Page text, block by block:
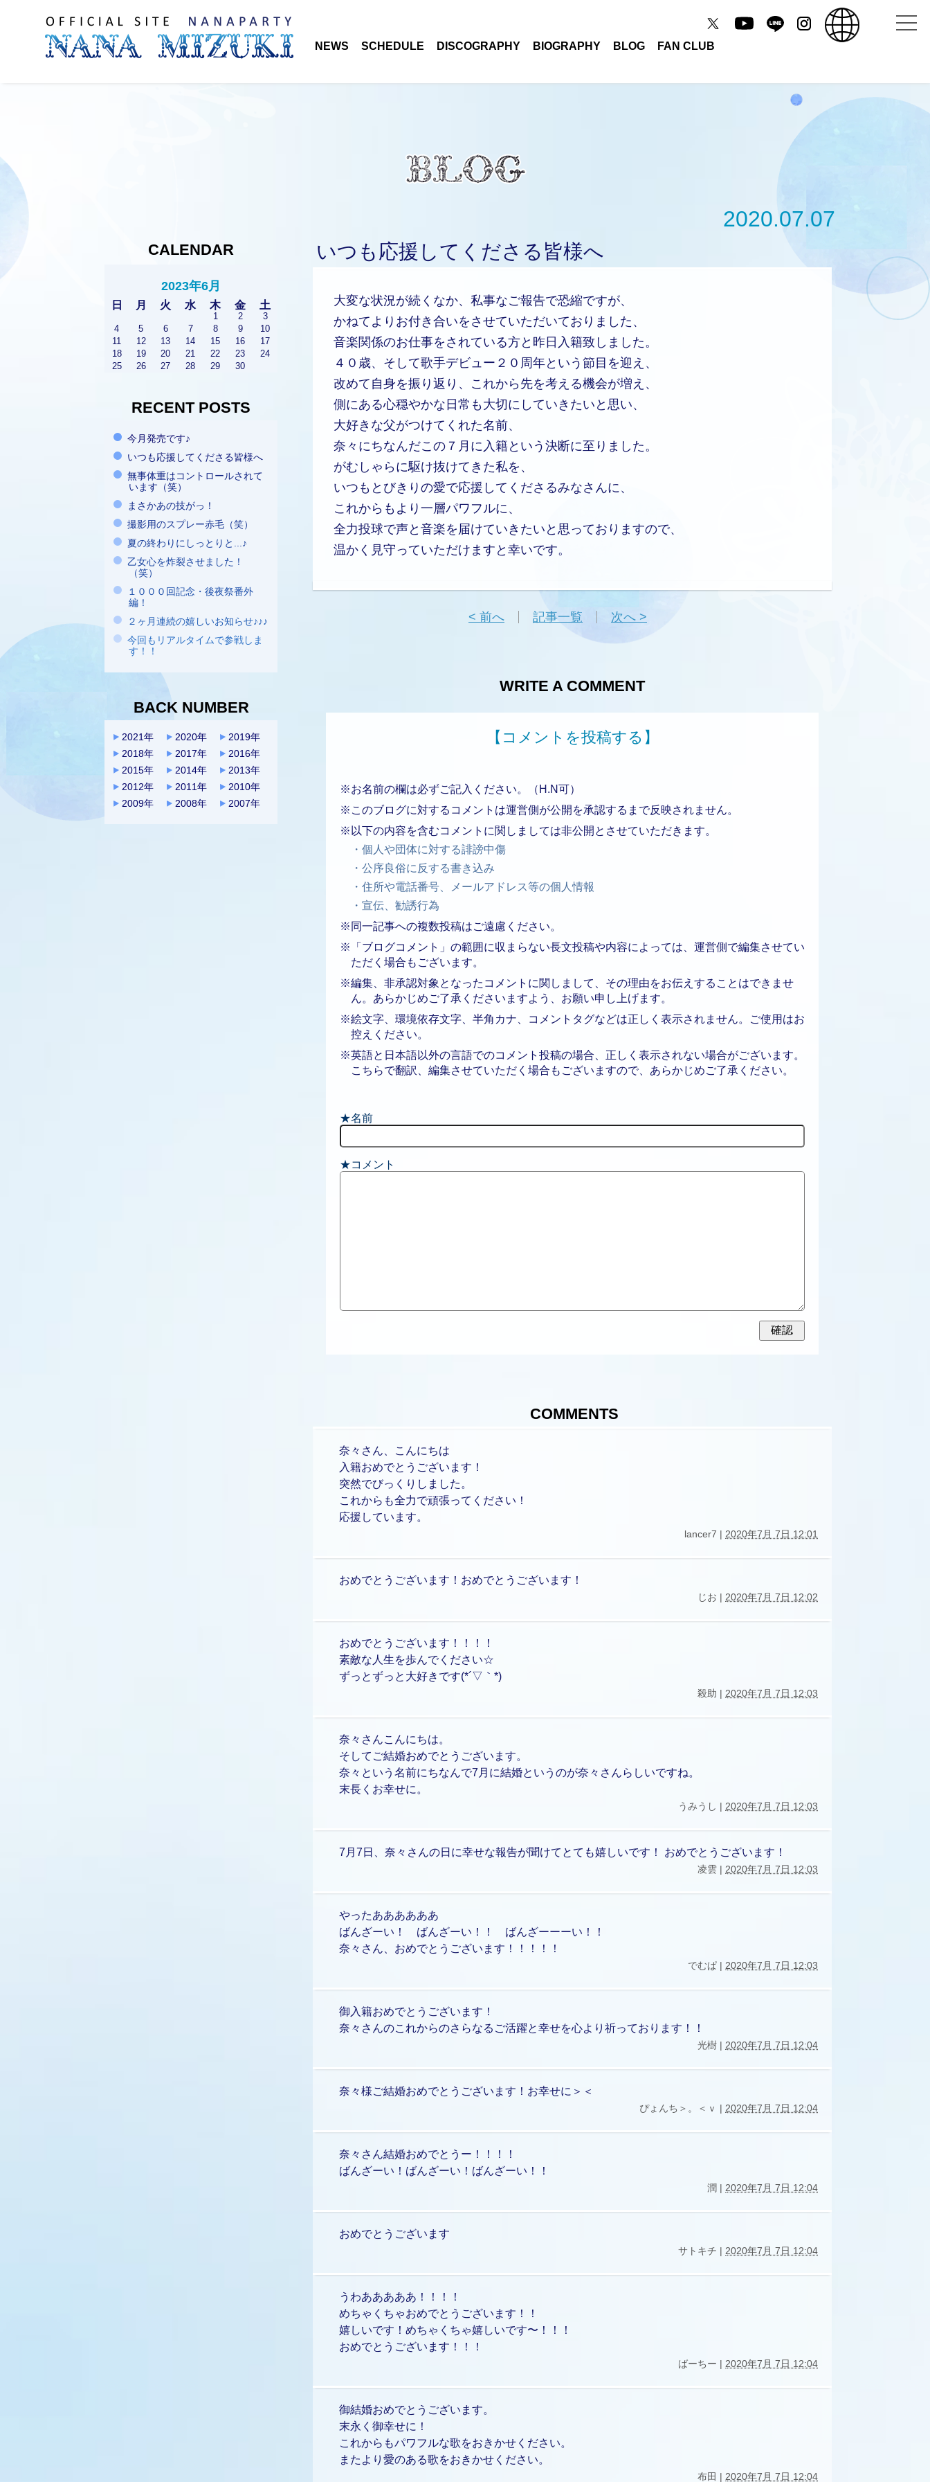
NEWS SCHEDULE DISCOGRAPHY BIOGRAPHY BLOG FAN CLUB
いつも応援してくださる皆様へ
2020.07.07
大変な状況が続くなか、私事なご報告で恐縮ですが、
かねてよりお付き合いをさせていただいておりました、
音楽関係のお仕事をされている方と昨日入籍致しました。
４０歳、そして歌手デビュー２０周年という節目を迎え、
改めて自身を振り返り、これから先を考える機会が増え、
側にある心穏やかな日常も大切にしていきたいと思い、
大好きな父がつけてくれた名前、
奈々にちなんだこの７月に入籍という決断に至りました。
がむしゃらに駆け抜けてきた私を、
いつもとびきりの愛で応援してくださるみなさんに、
これからもより一層パワフルに、
全力投球で声と音楽を届けていきたいと思っておりますので、
温かく見守っていただけますと幸いです。
< 前へ 記事一覧 次へ >
WRITE A COMMENT
【コメントを投稿する】
※お名前の欄は必ずご記入ください。（H.N可）
※このブログに対するコメントは運営側が公開を承認するまで反映されません。
※以下の内容を含むコメントに関しましては非公開とさせていただきます。
・個人や団体に対する誹謗中傷
・公序良俗に反する書き込み
・住所や電話番号、メールアドレス等の個人情報
・宣伝、勧誘行為
※同一記事への複数投稿はご遠慮ください。
※「ブログコメント」の範囲に収まらない長文投稿や内容によっては、運営側で編集させてい
ただく場合もございます。
※編集、非承認対象となったコメントに関しまして、その理由をお伝えすることはできませ
ん。あらかじめご了承くださいますよう、お願い申し上げます。
※絵文字、環境依存文字、半角カナ、コメントタグなどは正しく表示されません。ご使用はお
控えください。
※英語と日本語以外の言語でのコメント投稿の場合、正しく表示されない場合がございます。
こちらで翻訳、編集させていただく場合もございますので、あらかじめご了承ください。
★名前
★コメント
COMMENTS
奈々さん、こんにちは
入籍おめでとうございます！
突然でびっくりしました。
これからも全力で頑張ってください！
応援しています。
lancer7 | 2020年7月 7日 12:01
おめでとうございます！おめでとうございます！
じお | 2020年7月 7日 12:02
おめでとうございます！！！！
素敵な人生を歩んでください☆
ずっとずっと大好きです(*´▽｀*)
殺助 | 2020年7月 7日 12:03
奈々さんこんにちは。
そしてご結婚おめでとうございます。
奈々という名前にちなんで7月に結婚というのが奈々さんらしいですね。
末長くお幸せに。
うみうし | 2020年7月 7日 12:03
7月7日、奈々さんの日に幸せな報告が聞けてとても嬉しいです！ おめでとうございます！
凌雲 | 2020年7月 7日 12:03
やったああああああ
ばんざーい！ ばんざーい！！ ばんざーーーい！！
奈々さん、おめでとうございます！！！！！
でむぱ | 2020年7月 7日 12:03
御入籍おめでとうございます！
奈々さんのこれからのさらなるご活躍と幸せを心より祈っております！！
光樹 | 2020年7月 7日 12:04
奈々様ご結婚おめでとうございます！お幸せに＞＜
ぴょんち＞。＜ｖ | 2020年7月 7日 12:04
奈々さん結婚おめでとうー！！！！
ばんざーい！ばんざーい！ばんざーい！！
潤 | 2020年7月 7日 12:04
おめでとうございます
サトキチ | 2020年7月 7日 12:04
うわあああああ！！！！
めちゃくちゃおめでとうございます！！
嬉しいです！めちゃくちゃ嬉しいです〜！！！
おめでとうございます！！！
ばーちー | 2020年7月 7日 12:04
御結婚おめでとうございます。
末永く御幸せに！
これからもパワフルな歌をおきかせください。
またより愛のある歌をおきかせください。
布田 | 2020年7月 7日 12:04
CALENDAR
2023年6月
日 月 火 水 木 金 土
1 2
3
4
5 6 7 8 9
10
11
12 13 14 15 16
17
18
19 20 21 22 23
24
25
26 27 28 29 30
RECENT POSTS
今月発売です♪
いつも応援してくださる皆様へ
無事体重はコントロールされて
います（笑）
まさかあの技がっ！
撮影用のスプレー赤毛（笑）
夏の終わりにしっとりと...♪
乙女心を炸裂させました！
（笑）
１０００回記念・後夜祭番外
編！
２ヶ月連続の嬉しいお知らせ♪♪♪
今回もリアルタイムで参戦しま
す！！
BACK NUMBER
2021年 2020年
2019年
2018年
2017年
2016年
2015年
2014年
2013年
2012年
2011年
2010年
2009年
2008年 2007年